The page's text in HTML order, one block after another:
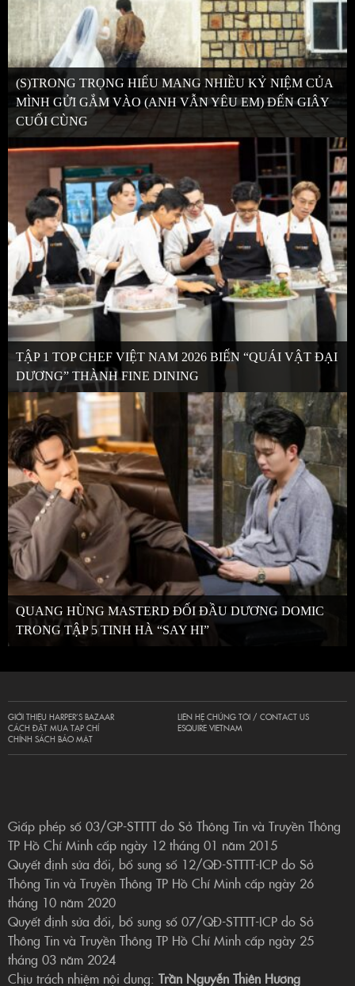
(S)TRONG TRỌNG HIẾU MANG NHIỀU KỶ NIỆM CỦA
MÌNH GỬI GẮM VÀO (ANH VẪN YÊU EM) ĐẾN GIÂY
CUỐI CÙNG
TẬP 1 TOP CHEF VIỆT NAM 2026 BIẾN “QUÁI VẬT ĐẠI
DƯƠNG” THÀNH FINE DINING
QUANG HÙNG MASTERD ĐỐI ĐẦU DƯƠNG DOMIC
TRONG TẬP 5 TINH HÀ “SAY HI”
GIỚI THIỆU HARPER’S BAZAAR
CÁCH ĐẶT MUA TẠP CHÍ
CHÍNH SÁCH BẢO MẬT
LIÊN HỆ CHÚNG TÔI / CONTACT US
ESQUIRE VIETNAM
Giấp phép số 03/GP-STTTT do Sở Thông Tin và Truyền Thông
TP Hồ Chí Minh cấp ngày 12 tháng 01 năm 2015
Quyết định sửa đổi, bổ sung số 12/QĐ-STTTT-ICP do Sở
Thông Tin và Truyền Thông TP Hồ Chí Minh cấp ngày 26
tháng 10 năm 2020
Quyết định sửa đổi, bổ sung số 07/QĐ-STTTT-ICP do Sở
Thông Tin và Truyền Thông TP Hồ Chí Minh cấp ngày 25
tháng 03 năm 2024
Chịu trách nhiệm nội dung: Trần Nguyễn Thiên Hương